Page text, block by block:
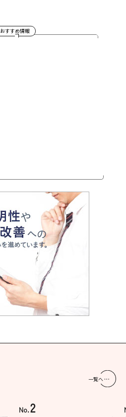
おすすめ情報
一覧へ
No.2